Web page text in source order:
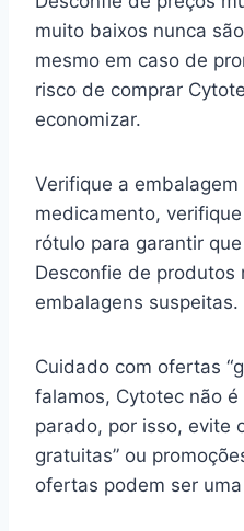
muito baixos nunca
mesmo em caso de
risco de comprar
economizar.
Verifique a
medicamento,
rótulo para garantir
Desconfie de produtos
embalagens suspeitas.
Cuidado com ofertas
falamos, Cytotec não
parado, por isso, evite
gratuitas” ou
ofertas podem ser